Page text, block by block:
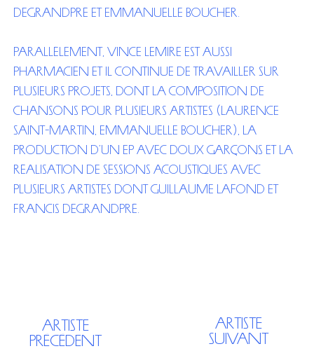
Artiste
précédent
Artiste
Suivant
Degrandpré et Emmanuelle Boucher.
Parallèlement, Vince Lemire est aussi
pharmacien et il continue de travailler sur
plusieurs projets, dont la composition de
chansons pour plusieurs artistes (Laurence
Saint-Martin, Emmanuelle Boucher), la
production d’un EP avec Doux Garçons et la
réalisation de sessions acoustiques avec
plusieurs artistes dont Guillaume Lafond et
Francis Degrandpré.